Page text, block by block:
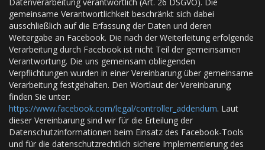
gemeinsame Verantwortlichkeit beschränkt sich dabei
ausschließlich auf die Erfassung der Daten und deren
Weitergabe an Facebook. Die nach der Weiterleitung erfolgende
Verarbeitung durch Facebook ist nicht Teil der gemeinsamen
Verantwortung. Die uns gemeinsam obliegenden
Verpflichtungen wurden in einer Vereinbarung über gemeinsame
Verarbeitung festgehalten. Den Wortlaut der Vereinbarung
finden Sie unter:
https://www.facebook.com/legal/controller_addendum. Laut
dieser Vereinbarung sind wir für die Erteilung der
Datenschutzinformationen beim Einsatz des Facebook-Tools
und für die datenschutzrechtlich sichere Implementierung des